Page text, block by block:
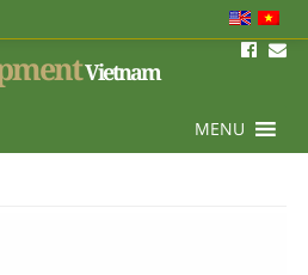
Vietnam
MENU